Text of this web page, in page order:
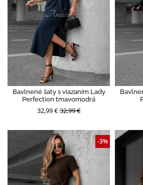
Bavlnené šaty s viazaním Lady
Perfection tmavomodrá
32,99 €32,99 €
-3%